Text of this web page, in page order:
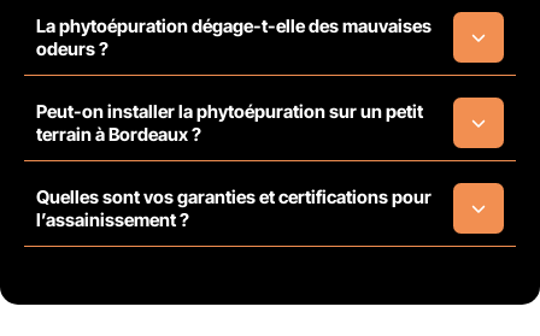
La phytoépuration dégage-t-elle des mauvaises
odeurs ?
Peut-on installer la phytoépuration sur un petit
terrain à Bordeaux ?
Quelles sont vos garanties et certifications pour
l’assainissement ?